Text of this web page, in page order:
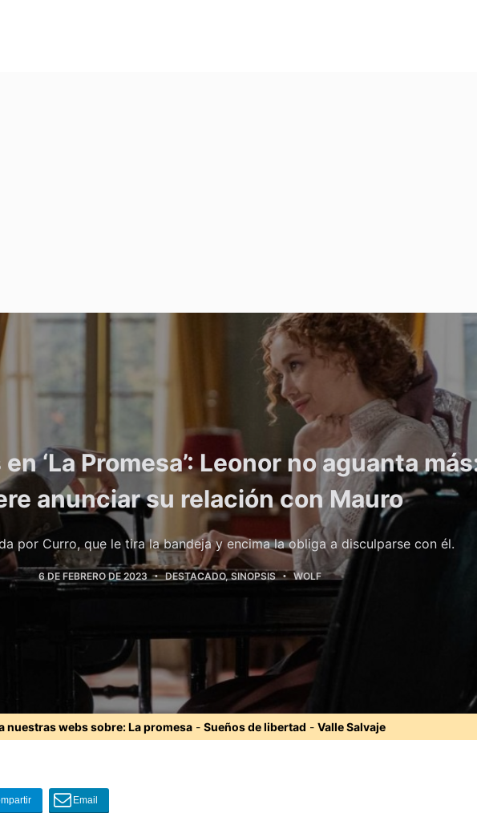
‘La Promesa’: Leonor no aguanta
anunciar su relación con Mauro
por Curro, que le tira la bandeja y encima la obliga a disculparse con él.
6 DE FEBRERO DE 2023 DESTACADO,SINOPSIS WOLF
nuestras webs sobre:La promesa - Sueños de libertad - Valle Salvaje